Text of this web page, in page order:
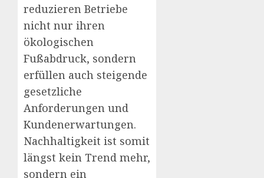
reduzieren Betriebe
nicht nur ihren
ökologischen
Fußabdruck, sondern
erfüllen auch steigende
gesetzliche
Anforderungen und
Kundenerwartungen.
Nachhaltigkeit ist somit
längst kein Trend mehr,
sondern ein